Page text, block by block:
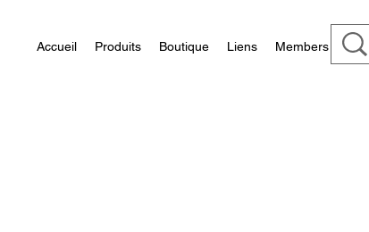
Accueil Produits Boutique Liens Members